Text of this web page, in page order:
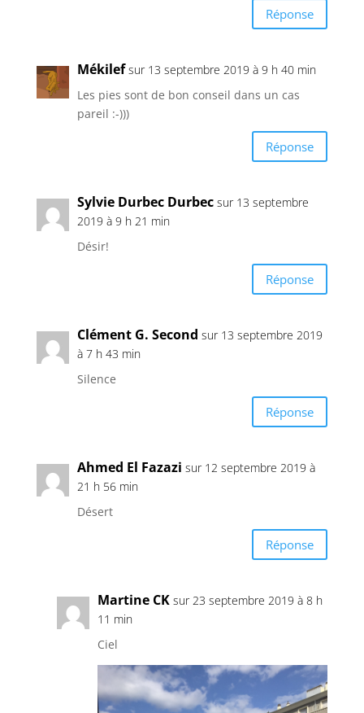
Réponse
Mékilef sur 13 septembre 2019 à 9 h 40 min
Les pies sont de bon conseil dans un cas
pareil :-)))
Réponse
Sylvie Durbec Durbec sur 13 septembre
2019 à 9 h 21 min
Désir!
Réponse
Clément G. Second sur 13 septembre 2019
à 7 h 43 min
Silence
Réponse
Ahmed El Fazazi sur 12 septembre 2019 à
21 h 56 min
Désert
Réponse
Martine CK sur 23 septembre 2019 à 8 h
11 min
Ciel